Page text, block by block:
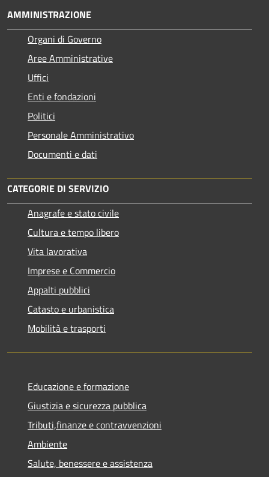
AMMINISTRAZIONE
Organi di Governo
Aree Amministrative
Uffici
Enti e fondazioni
Politici
Personale Amministrativo
Documenti e dati
CATEGORIE DI SERVIZIO
Anagrafe e stato civile
Cultura e tempo libero
Vita lavorativa
Imprese e Commercio
Appalti pubblici
Catasto e urbanistica
Mobilità e trasporti
Educazione e formazione
Giustizia e sicurezza pubblica
Tributi,finanze e contravvenzioni
Ambiente
Salute, benessere e assistenza